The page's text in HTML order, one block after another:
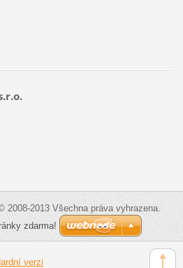
2008-2013 Všechna práva vyhrazena.
zdarma!
verzi